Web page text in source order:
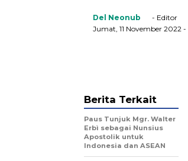
Del Neonub
- Editor
Jumat, 11 November 2022 -
Berita Terkait
Paus Tunjuk Mgr. Walter
Erbì sebagai Nunsius
Apostolik untuk
Indonesia dan ASEAN